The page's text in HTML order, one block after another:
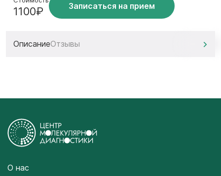
1100₽ Записаться на прием
ОписаниеОтзывы
О нас